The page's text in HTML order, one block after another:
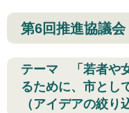
第6回推進協議
テーマ 「若者や
るために、市とし
（アイデアの絞り